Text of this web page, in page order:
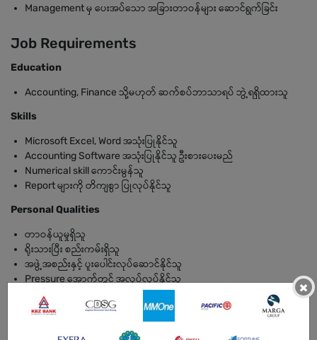
Management မှ ပေးအပ်သော အခြားတာဝန်များ ဆောင်ရွက်ခြင်း
Job Requirements
Education
Accounting, Finance သို့မဟုတ် ဆက်စပ်ဘာသာရပ် ဘွဲ့ရရှိထားသူ
Skills
Microsoft Excel, Word အသုံးပြုနိုင်သူ
Accounting Software အသုံးပြုနိုင်သူ ဦးစားပေးမည်
Numerical skill ကောင်းမွန်သူ
Report များကို တိကျစွာ ပြုလုပ်နိုင်သူ
Personal Qualities
တာဝန်ယူမှုရှိသူ
ရိုးသားပြီး စည်းကမ်းရှိသူ
အဖွဲ့အစည်းနှင့် ပူးပေါင်းလုပ်ဆောင်နိုင်သူ
Pressure အောက်တွင် အလုပ်လုပ်နိုင်သူ
×